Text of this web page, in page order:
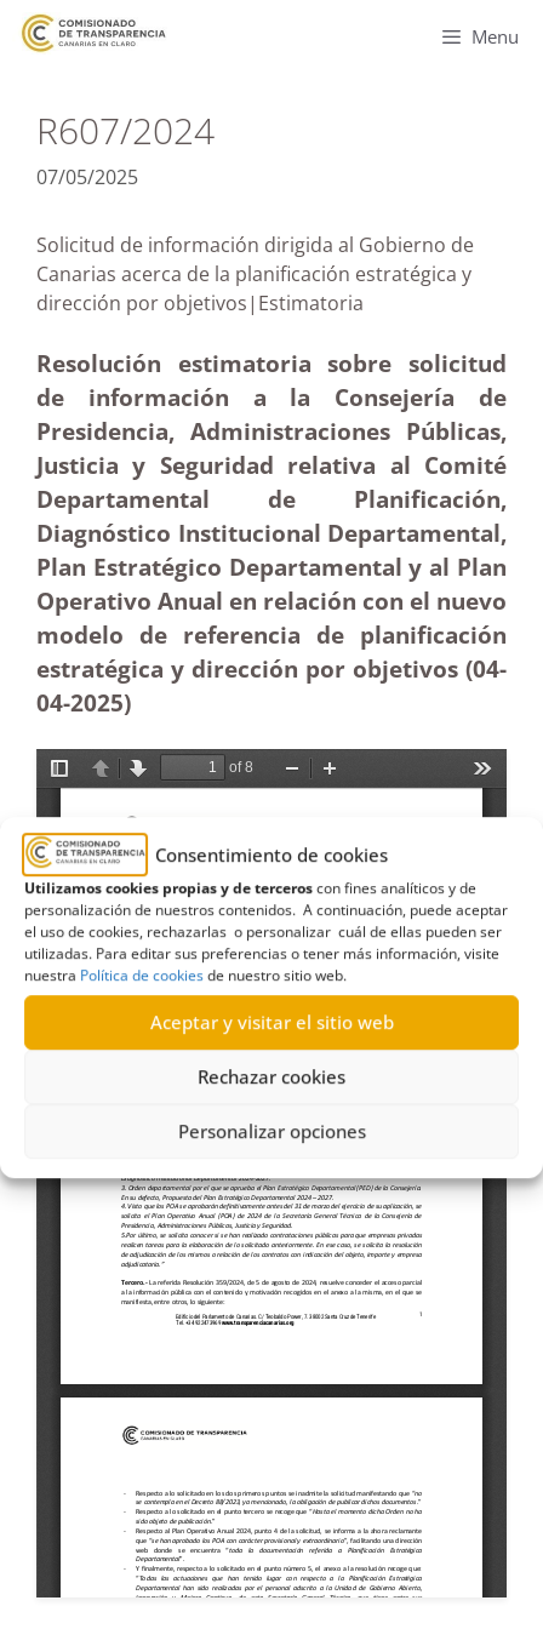
Consentimiento de cookies
Utilizamos cookies propias y de terceroscon fines analíticos y de
personalización de nuestros contenidos. A continuación, puede aceptar
el uso de cookies, rechazarlas o personalizar cuál de ellas pueden ser
utilizadas. Para editar sus preferencias o tener más información, visite
nuestra Política de cookiesde nuestro sitio web.
Aceptar y visitar el sitio web
Rechazar cookies
Personalizar opciones
Menu
R607/2024
07/05/2025
Solicitud de información dirigida al Gobierno de
Canarias acerca de la planificación estratégica y
dirección por objetivos|Estimatoria
Resolución estimatoria sobre solicitud
de información a la Consejería de
Presidencia, Administraciones Públicas,
Justicia y Seguridad relativa al Comité
Departamental de Planificación,
Diagnóstico Institucional Departamental,
Plan Estratégico Departamental y al Plan
Operativo Anual en relación con el nuevo
modelo de referencia de planificación
estratégica y dirección por objetivos (04-
04-2025)